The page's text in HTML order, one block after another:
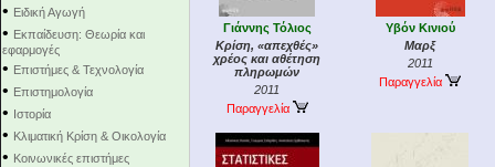
• Ειδική Αγωγή
• Εκπαίδευση: Θεωρία και
εφαρμογές
• Επιστήμες & Τεχνολογία
• Επιστημολογία
• Ιστορία
• Κλιματική Κρίση & Οικολογία
• Κοινωνικές επιστήμες
Γιάννης Τόλιος
Κρίση, «απεχθές»
χρέος και αθέτηση
πληρωμών
2011
Παραγγελία
Υβόν Κινιού
Μαρξ
2011
Παραγγελία